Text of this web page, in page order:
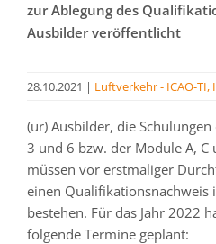
zur Ablegung des
Ausbilder veröffentlicht
28.10.2021 | Luftverkehr - ICAO-TI,
(ur) Ausbilder, die
3 und 6 bzw. der Module A, C
müssen vor erstmaliger
einen Qualifikationsnachweis
bestehen. Für das Jahr 2022
folgende Termine geplant: